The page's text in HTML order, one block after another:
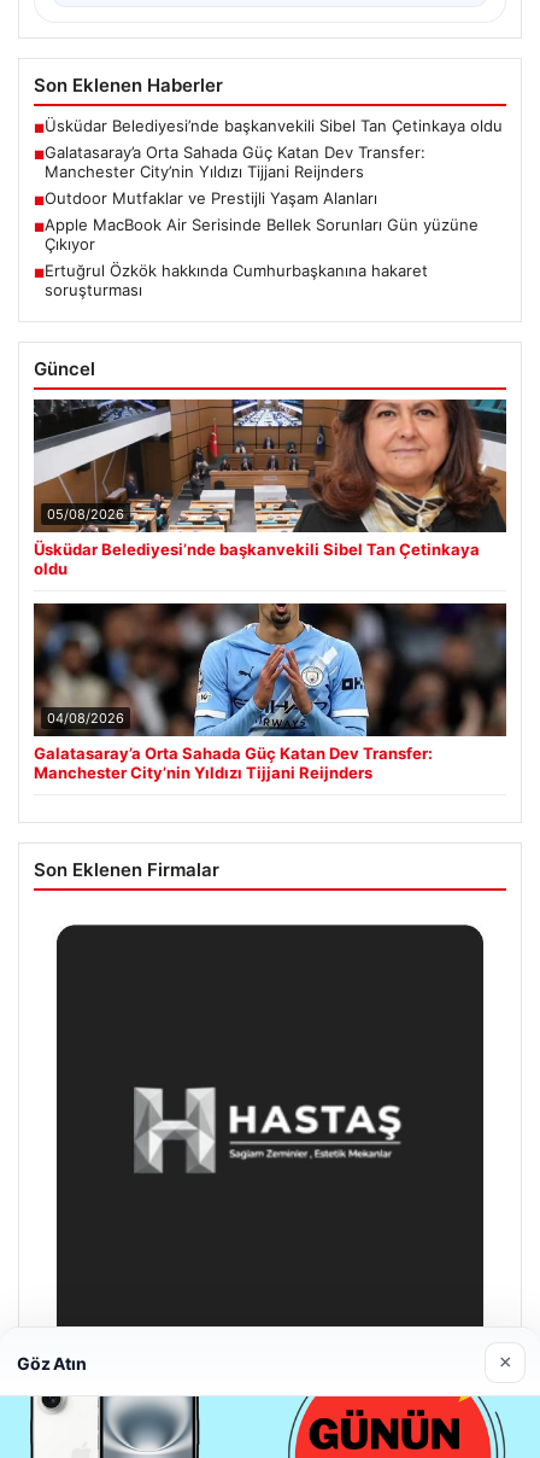
Son Eklenen Haberler
■Üsküdar Belediyesi’nde başkanvekili Sibel Tan Çetinkaya oldu
■Galatasaray’a Orta Sahada Güç Katan Dev Transfer:
Manchester City’nin Yıldızı Tijjani Reijnders
■Outdoor Mutfaklar ve Prestijli Yaşam Alanları
■Apple MacBook Air Serisinde Bellek Sorunları Gün yüzüne
Çıkıyor
■Ertuğrul Özkök hakkında Cumhurbaşkanına hakaret
soruşturması
Güncel
05/08/2026
Üsküdar Belediyesi’nde başkanvekili Sibel Tan Çetinkaya
oldu
04/08/2026
Galatasaray’a Orta Sahada Güç Katan Dev Transfer:
Manchester City’nin Yıldızı Tijjani Reijnders
Son Eklenen Firmalar
Enes Kaplan Avukatlık Bürosu
28/04/2026
Göz Atın ×